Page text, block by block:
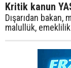
Kritik kanun
Dışarıdan
malullük, emeklilik